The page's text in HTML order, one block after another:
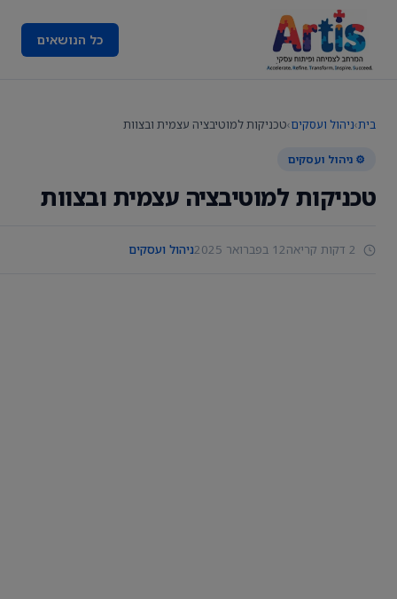
כל הנושאים
בית›ניהול ועסקים›טכניקות למוטיבציה עצמית ובצוות
⚙️ ניהול ועסקים
טכניקות למוטיבציה עצמית ובצוות
12 בפברואר 2025 ניהול ועסקים